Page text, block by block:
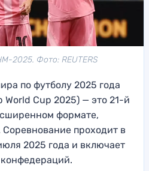
2025. Фото: REUTERS
по футболу 2025 года
World Cup 2025) — это 21-й
формате,
Соревнование проходит в
2025 года и включает